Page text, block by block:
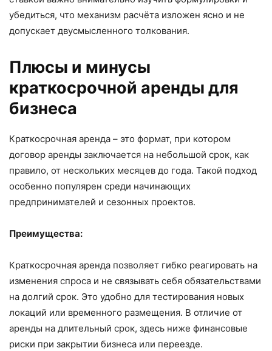
убедиться, что механизм расчёта изложен ясно и не
допускает двусмысленного толкования.
Плюсы и минусы
краткосрочной аренды для
бизнеса
Краткосрочная аренда – это формат, при котором
договор аренды заключается на небольшой срок, как
правило, от нескольких месяцев до года. Такой подход
особенно популярен среди начинающих
предпринимателей и сезонных проектов.
Преимущества:
Краткосрочная аренда позволяет гибко реагировать на
изменения спроса и не связывать себя обязательствами
на долгий срок. Это удобно для тестирования новых
локаций или временного размещения. В отличие от
аренды на длительный срок, здесь ниже финансовые
риски при закрытии бизнеса или переезде.